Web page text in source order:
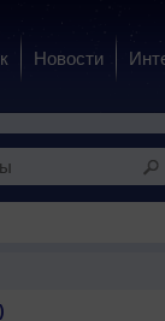
Новости